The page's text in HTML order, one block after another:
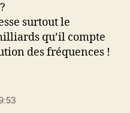
surtout le
qu’il compte
des fréquences !